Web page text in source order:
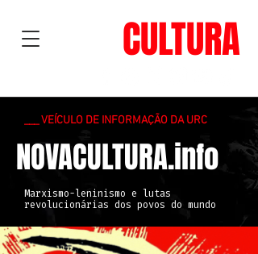
CULTURA
___ VEÍCULO DE INFORMAÇÃO DA URC
NOVACULTURA.info
Marxismo-leninismo e lutas
revolucionárias dos povos do mundo